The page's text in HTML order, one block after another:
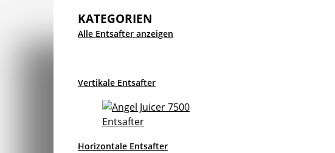
KATEGORIEN
Alle Entsafter anzeigen
Vertikale Entsafter
Horizontale Entsafter